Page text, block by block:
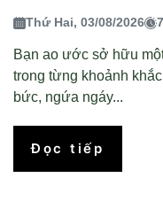
Thứ Hai, 03/08/2026
Bạn ao ước sở hữu
trong từng khoảnh
bức, ngứa ngáy...
Đọc tiếp